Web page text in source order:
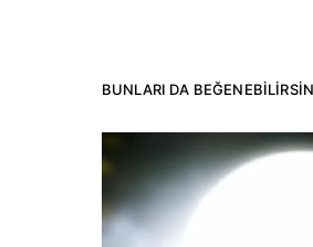
BUNLARI DA